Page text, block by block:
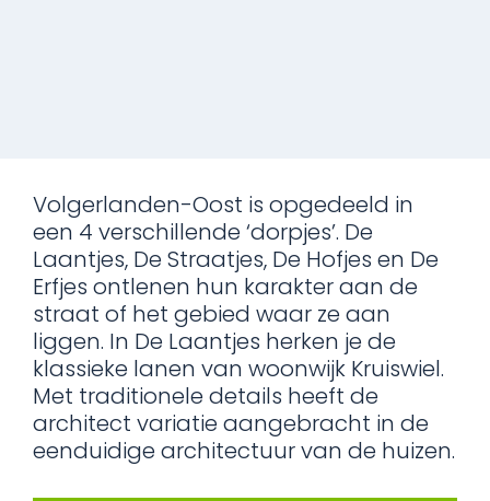
Volgerlanden-Oost is opgedeeld in
een 4 verschillende ‘dorpjes’. De
Laantjes, De Straatjes, De Hofjes en De
Erfjes ontlenen hun karakter aan de
straat of het gebied waar ze aan
liggen. In De Laantjes herken je de
klassieke lanen van woonwijk Kruiswiel.
Met traditionele details heeft de
architect variatie aangebracht in de
eenduidige architectuur van de huizen.